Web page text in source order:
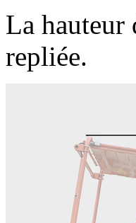
La hauteur
repliée.